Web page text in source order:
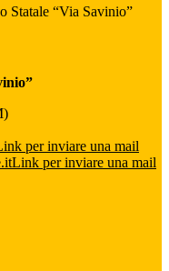
Statale “Via Savinio”
per inviare una mail
Link per inviare una mail